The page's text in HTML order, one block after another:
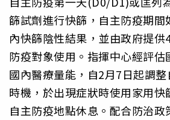
篩試劑進行快篩，自主防疫期間
內快篩陰性結果，並由政府提供
防疫對象使用。指揮中心經評估
國內醫療量能，自2月7日起調
時機，於出現症狀時使用家用
自主防疫地點休息。配合防治